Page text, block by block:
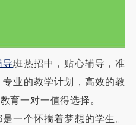
导班热招中，贴心辅导，准
业的教学计划，高效的教
育一对一值得选择。
个怀揣着梦想的学生。